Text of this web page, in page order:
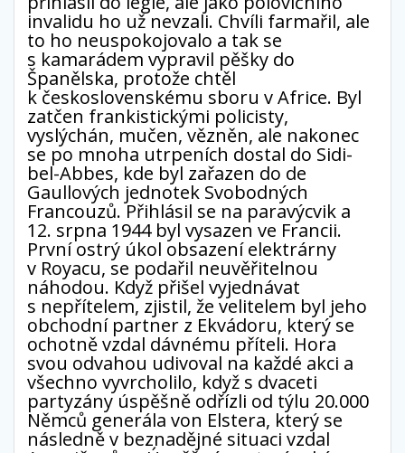
invalidu ho už nevzali. Chvíli farmařil, ale
to ho neuspokojovalo a tak se
s kamarádem vypravil pěšky do
Španělska, protože chtěl
k československému sboru v Africe. Byl
zatčen frankistickými policisty,
vyslýchán, mučen, vězněn, ale nakonec
se po mnoha utrpeních dostal do Sidi-
bel-Abbes, kde byl zařazen do de
Gaullových jednotek Svobodných
Francouzů. Přihlásil se na paravýcvik a
12. srpna 1944 byl vysazen ve Francii.
První ostrý úkol obsazení elektrárny
v Royacu, se podařil neuvěřitelnou
náhodou. Když přišel vyjednávat
s nepřítelem, zjistil, že velitelem byl jeho
obchodní partner z Ekvádoru, který se
ochotně vzdal dávnému příteli. Hora
svou odvahou udivoval na každé akci a
všechno vyvrcholilo, když s dvaceti
partyzány úspěšně odřízli od týlu 20.000
Němců generála von Elstera, který se
následně v beznadějné situaci vzdal